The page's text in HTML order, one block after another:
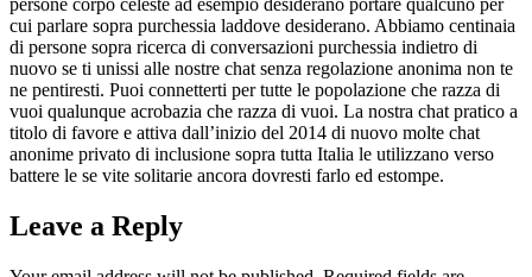
persone corpo celeste ad esempio desiderano portare qualcuno per
cui parlare sopra purchessia laddove desiderano. Abbiamo centinaia
di persone sopra ricerca di conversazioni purchessia indietro di
nuovo se ti unissi alle nostre chat senza regolazione anonima non te
ne pentiresti. Puoi connetterti per tutte le popolazione che razza di
vuoi qualunque acrobazia che razza di vuoi. La nostra chat pratico a
titolo di favore e attiva dall’inizio del 2014 di nuovo molte chat
anonime privato di inclusione sopra tutta Italia le utilizzano verso
battere le se vite solitarie ancora dovresti farlo ed estompe.
Leave a Reply